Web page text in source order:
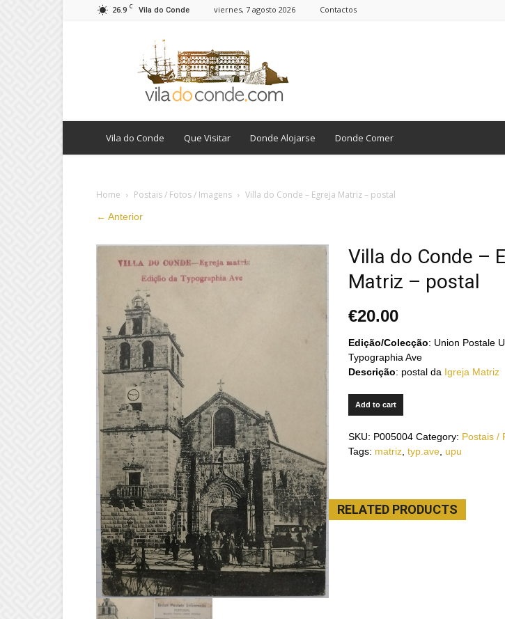
26.9 C Vila do Conde viernes, 7 agosto 2026 Contactos
viladoconde.com
Vila do Conde Que Visitar Donde Alojarse Donde Comer
Home Postais / Fotos / Imagens Villa do Conde – Egreja Matriz – postal
← Anterior
Villa do Conde –
Matriz – postal
€20.00
Edição/Colecção: Union Postale
Typographia Ave
Descrição: postal da Igreja Matriz
Add to cart
SKU: P005004 Category: Postais /
Tags: matriz, typ.ave, upu
RELATED PRODUCTS